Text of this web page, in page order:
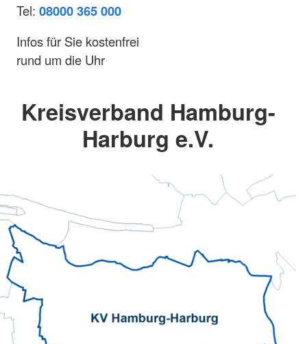
Tel: 08000 365 000
Infos für Sie kostenfrei
rund um die Uhr
Kreisverband Hamburg-
Harburg e.V.